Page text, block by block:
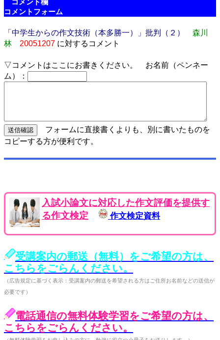
コメント欄
コメントフォーム
「中学生からの作文技術（本多勝一）」批判（２）
森川
林
20051207 に対するコメント
▽コメントはここにお書きください。 お名前（ペンネー
ム）：
フォームに直接書くよりも、別に書いたものを
コピーする方が便利です。
入試小論文に対応した作文評価を提供す
る作文検定
作文検定資料
受講案内の郵送（無料）をご希望の方は、
こちらをごらんください。
（広告規定に基づく表示：受講案内の郵送を希望される方はご住所お名前などの送信が
必要です）
電話通信の無料体験学習をご希望の方は、
こちらをごらんください。